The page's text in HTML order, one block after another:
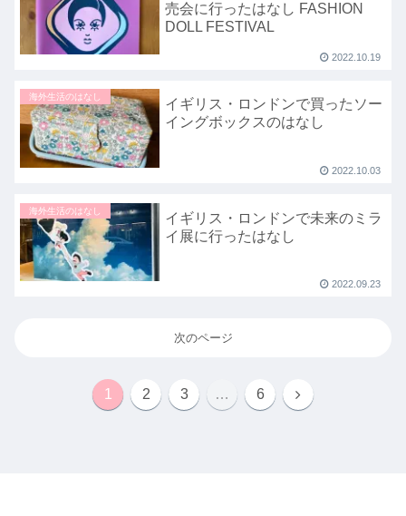
売会に行ったはなし FASHION
DOLL FESTIVAL
2022.10.19
海外生活のはなし
イギリス・ロンドンで買ったソー
イングボックスのはなし
2022.10.03
海外生活のはなし
イギリス・ロンドンで未来のミラ
イ展に行ったはなし
2022.09.23
次のページ
1 2 3 … 6